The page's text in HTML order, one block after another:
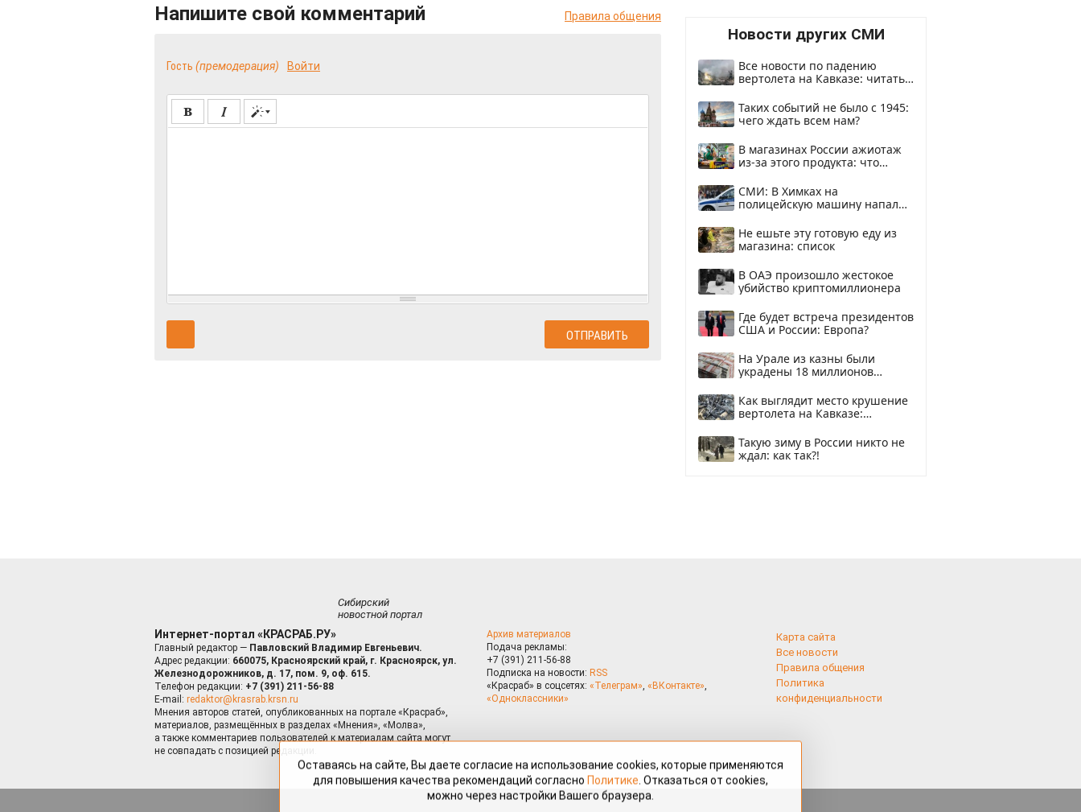
Напишите свой комментарий Правила общения
Гость (премодерация) Войти
Новости других СМИ
Все новости по падению
вертолета на Кавказе: читать
Таких событий не было с 1945:
чего ждать всем нам?
В магазинах России ажиотаж
из-за этого продукта: что
СМИ: В Химках на
полицейскую машину напали
Не ешьте эту готовую еду из
магазина: список
В ОАЭ произошло жестокое
убийство криптомиллионера
Где будет встреча президентов
США и России: Европа?
На Урале из казны были
украдены 18 миллионов
Как выглядит место крушение
вертолета на Кавказе:
Такую зиму в России никто не
ждал: как так?!
Сибирский
новостной портал
Интернет-портал «КРАСРАБ.РУ»
Главный редактор — Павловский Владимир Евгеньевич.
Адрес редакции: 660075, Красноярский край, г. Красноярск, ул.
Железнодорожников, д. 17, пом. 9, оф. 615.
Телефон редакции: +7 (391) 211-56-88
E-mail: redaktor@krasrab.krsn.ru
Мнения авторов статей, опубликованных на портале «Красраб»,
материалов, размещённых в разделах «Мнения», «Молва»,
а также комментариев пользователей к материалам сайта могут
не совпадать с позицией редакции.
Архив материалов
Подача рекламы:
+7 (391) 211-56-88
Подписка на новости: RSS
«Красраб» в соцсетях: «Телеграм», «ВКонтакте»,
«Одноклассники»
Карта сайта
Все новости
Правила общения
Политика
конфиденциальности
Оставаясь на сайте, Вы даете согласие на использование cookies, которые применяются
для повышения качества рекомендаций согласноПолитике. Отказаться от cookies,
можно через настройки Вашего браузера.